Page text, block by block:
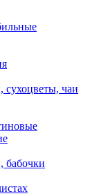
чаи
бабочки